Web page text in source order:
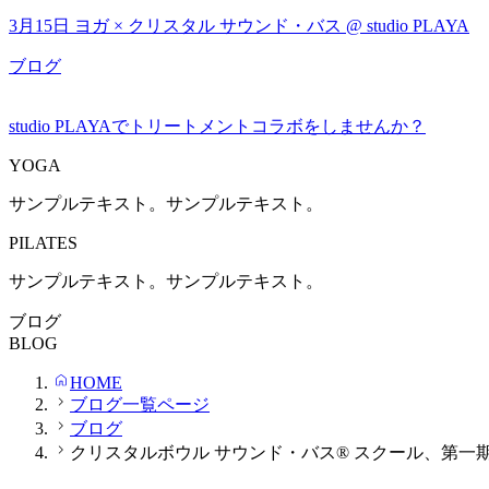
3月15日 ヨガ × クリスタル サウンド・バス @ studio PLAYA
ブログ
studio PLAYAでトリートメントコラボをしませんか？
YOGA
サンプルテキスト。サンプルテキスト。
PILATES
サンプルテキスト。サンプルテキスト。
ブログ
BLOG
HOME
ブログ一覧ページ
ブログ
クリスタルボウル サウンド・バス® スクール、第一